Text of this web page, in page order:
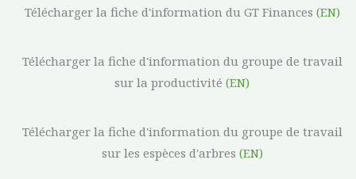
Télécharger la fiche d'information du GT Finances (EN)
Télécharger la fiche d'information du groupe de travail
sur la productivité (EN)
Télécharger la fiche d'information du groupe de travail
sur les espèces d'arbres (EN)